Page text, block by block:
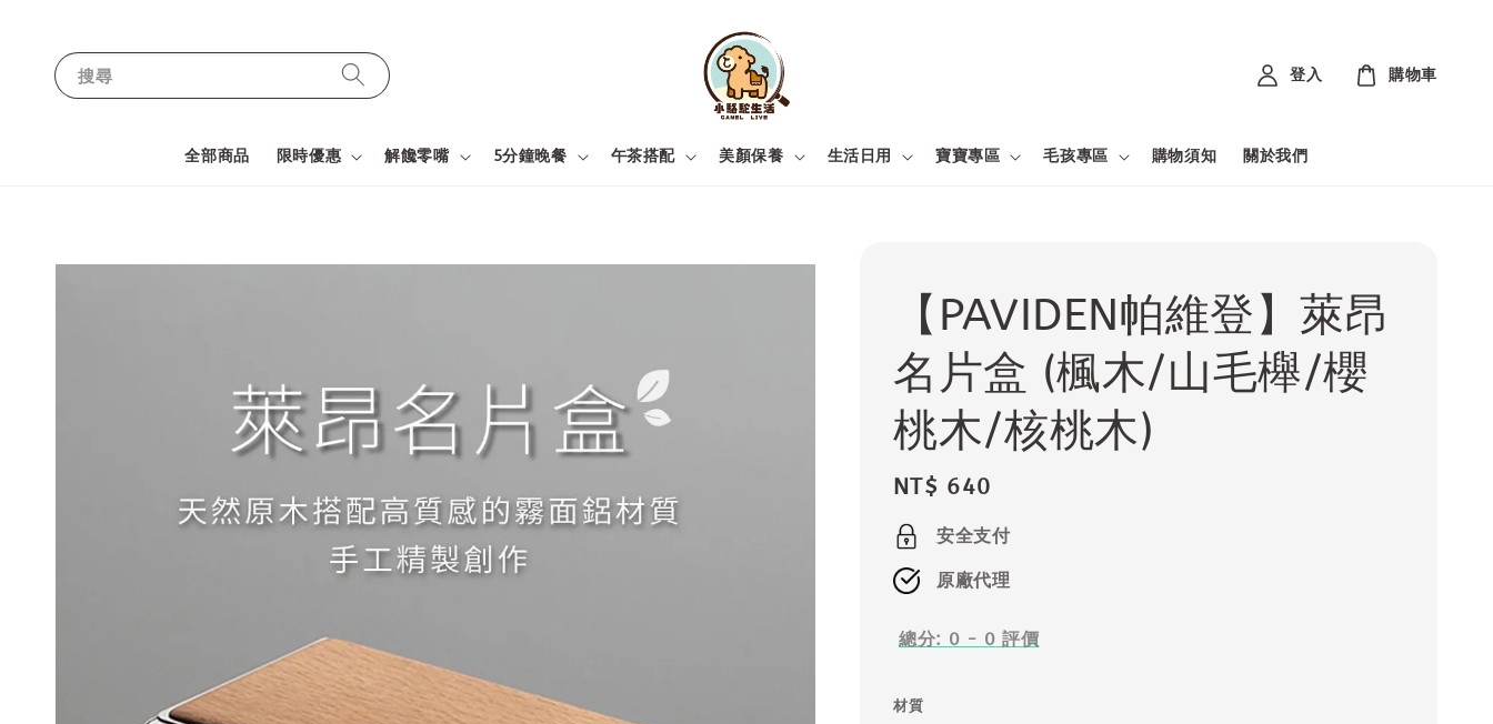
搜尋
全部商品 限時優惠 解饞零嘴 5分鐘晚餐 午茶搭配 美顏保養 生活日用 寶寶專區 毛孩專區 購物須知 關於我們
登入 購物車
【PAVIDEN帕維登】萊昂
名片盒 (楓木/山毛櫸/櫻
桃木/核桃木)
Regular
price
NT$ 640
安全支付
原廠代理
總分: 0 - 0 評價
材質